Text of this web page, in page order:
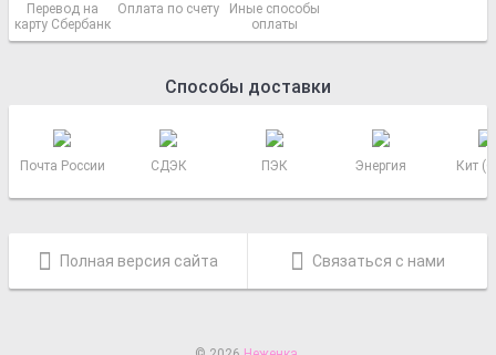
Перевод на
карту Сбербанк
Оплата по счету
Иные способы
оплаты
Способы доставки
Почта России СДЭК ПЭК Энергия Кит
Полная версия сайта Связаться с нами